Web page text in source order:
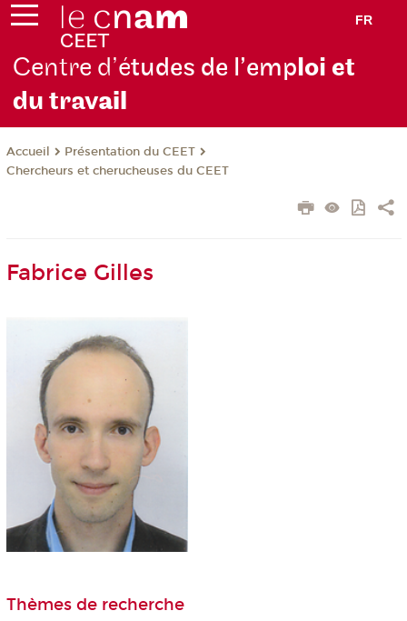
FR
Centre d’études de l’emploi et
du travail
Accueil
Présentation du CEET
Chercheurs et cherucheuses du CEET
Fabrice Gilles
Thèmes de recherche